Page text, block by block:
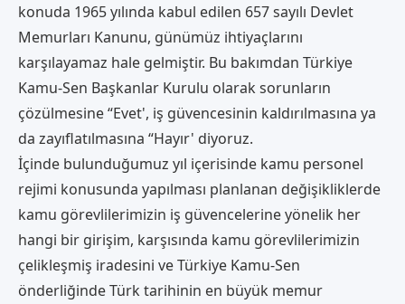
konuda 1965 yılında kabul edilen 657 sayılı Devlet
Memurları Kanunu, günümüz ihtiyaçlarını
karşılayamaz hale gelmiştir. Bu bakımdan Türkiye
Kamu-Sen Başkanlar Kurulu olarak sorunların
çözülmesine “Evet', iş güvencesinin kaldırılmasına ya
da zayıflatılmasına “Hayır' diyoruz.
İçinde bulunduğumuz yıl içerisinde kamu personel
rejimi konusunda yapılması planlanan değişikliklerde
kamu görevlilerimizin iş güvencelerine yönelik her
hangi bir girişim, karşısında kamu görevlilerimizin
çelikleşmiş iradesini ve Türkiye Kamu-Sen
önderliğinde Türk tarihinin en büyük memur